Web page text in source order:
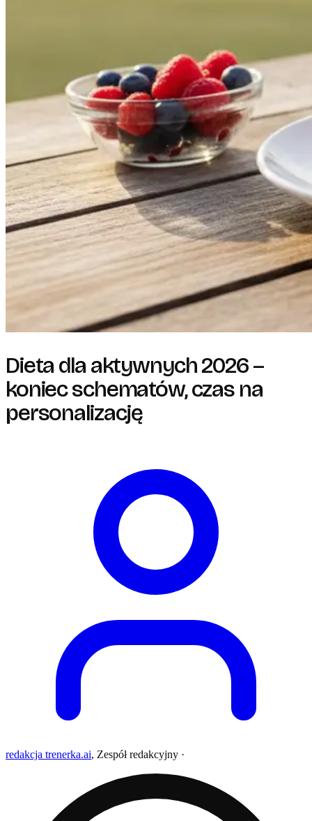
Dieta dla aktywnych 2026 –
koniec schematów, czas na
personalizację
redakcja trenerka.ai, Zespół redakcyjny ·